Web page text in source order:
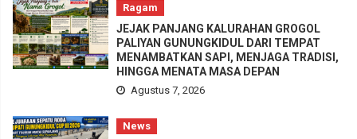
Ragam
JEJAK PANJANG KALURAHAN GROGOL
PALIYAN GUNUNGKIDUL DARI TEMPAT
MENAMBATKAN SAPI, MENJAGA TRADISI,
HINGGA MENATA MASA DEPAN
Agustus 7, 2026
News